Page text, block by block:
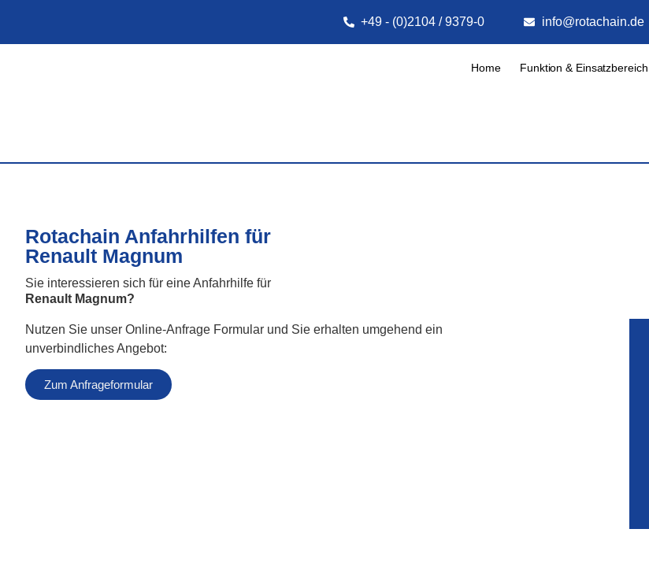
+49 - (0)2104 / 9379-0 info@rotachain.de
Home Funktion & Einsatzbereich
Rotachain Anfahrhilfen für
Renault Magnum
Sie interessieren sich für eine Anfahrhilfe für
Renault Magnum?
Nutzen Sie unser Online-Anfrage Formular und Sie erhalten umgehend ein
unverbindliches Angebot:
Zum Anfrageformular